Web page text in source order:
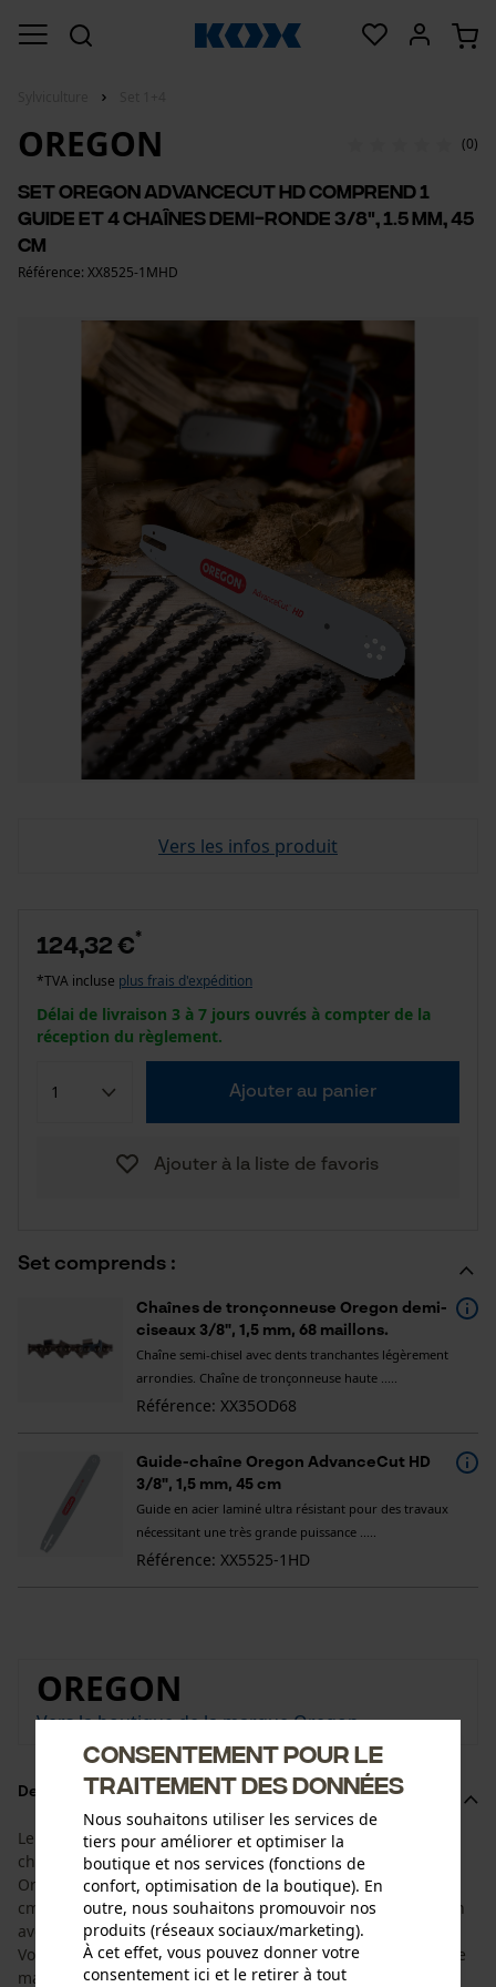
OREGON (0)
Set Oregon AdvanceCut HD comprend 1
guide et 4 chaînes demi-ronde 3/8", 1.5 mm, 45
cm
Référence: XX8525-1MHD
Vers les infos produit
Set comprends :
Chaînes de tronçonneuse Oregon demi-
ciseaux 3/8", 1,5 mm, 68 maillons.
Chaîne semi-chisel avec dents tranchantes légèrement
arrondies. Chaîne de tronçonneuse haute .....
Référence: XX35OD68
Guide-chaîne Oregon AdvanceCut HD
3/8", 1,5 mm, 45 cm
Guide en acier laminé ultra résistant pour des travaux
nécessitant une très grande puissance .....
Référence: XX5525-1HD
124,32 €*
*TVA incluse plus frais d'expédition
Délai de livraison 3 à 7 jours ouvrés à compter de la
réception du règlement.
Ajouter au panier
Ajouter à la liste de favoris
OREGON
Vers la boutique de la marque Oregon
Description du produit
Le kit est adapté à la durée de vie du guide-chaîne et de la
chaîne de tronçonneuse. Il est composé du guide-chaîne
Oregon AdvanceCut HD avec une longueur de coupe de 45
cm et de 4 chaînes de tronçonneuse à demi-gouges Oregon
avec une largeur de maillon de 1,5 mm et un pas de 3/8".
Vous avez ainsi la chaîne de rechange adéquate à portée de
main.
Consentement pour le
traitement des données
Nous souhaitons utiliser les services de
tiers pour améliorer et optimiser la
boutique et nos services (fonctions de
confort, optimisation de la boutique). En
outre, nous souhaitons promouvoir nos
produits (réseaux sociaux/marketing).
À cet effet, vous pouvez donner votre
consentement ici et le retirer à tout